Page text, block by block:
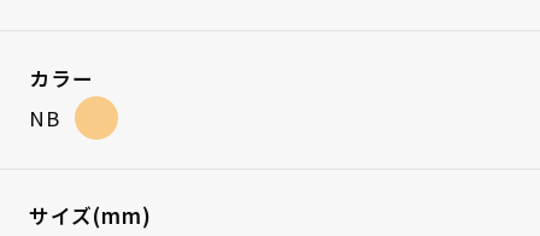
カラー
NB
サイズ(mm)